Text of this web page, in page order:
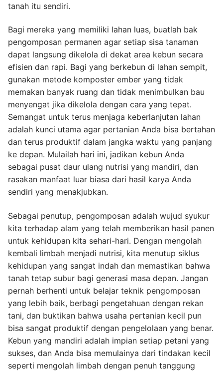
tanah itu sendiri.
Bagi mereka yang memiliki lahan luas, buatlah bak
pengomposan permanen agar setiap sisa tanaman
dapat langsung dikelola di dekat area kebun secara
efisien dan rapi. Bagi yang berkebun di lahan sempit,
gunakan metode komposter ember yang tidak
memakan banyak ruang dan tidak menimbulkan bau
menyengat jika dikelola dengan cara yang tepat.
Semangat untuk terus menjaga keberlanjutan lahan
adalah kunci utama agar pertanian Anda bisa bertahan
dan terus produktif dalam jangka waktu yang panjang
ke depan. Mulailah hari ini, jadikan kebun Anda
sebagai pusat daur ulang nutrisi yang mandiri, dan
rasakan manfaat luar biasa dari hasil karya Anda
sendiri yang menakjubkan.
Sebagai penutup, pengomposan adalah wujud syukur
kita terhadap alam yang telah memberikan hasil panen
untuk kehidupan kita sehari-hari. Dengan mengolah
kembali limbah menjadi nutrisi, kita menutup siklus
kehidupan yang sangat indah dan memastikan bahwa
tanah tetap subur bagi generasi masa depan. Jangan
pernah berhenti untuk belajar teknik pengomposan
yang lebih baik, berbagi pengetahuan dengan rekan
tani, dan buktikan bahwa usaha pertanian kecil pun
bisa sangat produktif dengan pengelolaan yang benar.
Kebun yang mandiri adalah impian setiap petani yang
sukses, dan Anda bisa memulainya dari tindakan kecil
seperti mengolah limbah dengan penuh tanggung